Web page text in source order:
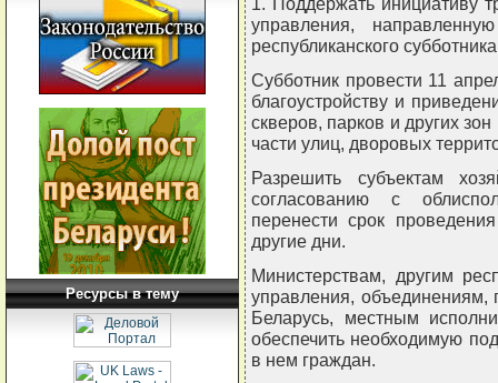
Ресурсы в тему
управления,
республиканского
Субботник провести 11
благоустройству и
скверов, парков и других
части улиц, дворовых
Разрешить субъектам
согласованию с
перенести срок
другие дни.
Министерствам, другим
управления, объединениям,
Беларусь, местным
обеспечить необходимую
в нем граждан.